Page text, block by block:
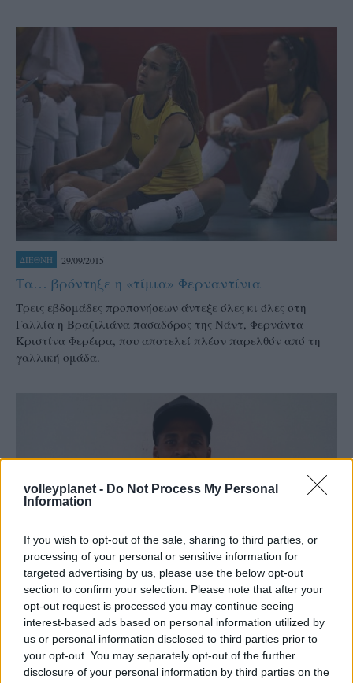
volleyplanet - Do Not Process My Personal
Information
If you wish to opt-out of the sale, sharing to third parties, or
processing of your personal or sensitive information for
targeted advertising by us, please use the below opt-out
section to confirm your selection. Please note that after your
opt-out request is processed you may continue seeing
interest-based ads based on personal information utilized by
us or personal information disclosed to third parties prior to
your opt-out. You may separately opt-out of the further
disclosure of your personal information by third parties on the
ΔΙΕΘΝΗ 29/09/2015
Τα… βρόντηξε η «τίμια» Φερναντίνια
Τρεις εβδομάδες προπονήσεων άντεξε όλες κι όλες στη
Γαλλία η Βραζιλιάνα πασαδόρος της Νάντ, Φερνάντα
Κριστίνα Φερέιρα, που αποτελεί πλέον παρελθόν από τη
γαλλική ομάδα.
Α1 ΑΝΔΡΩΝ 10/09/2015
Βραζιλιάνικο το τελευταίο κομμάτι του παζλ